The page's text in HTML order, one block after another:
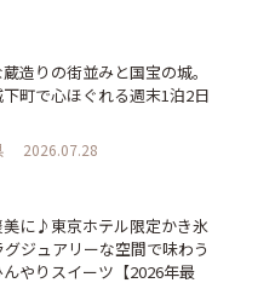
造りの街並みと国宝の城。
町で心ほぐれる週末1泊2日
2026.07.28
美に♪東京ホテル限定かき氷
ジュアリーな空間で味わう
やりスイーツ【2026年最